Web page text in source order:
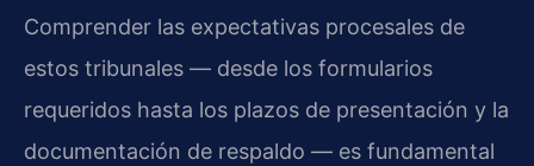
Comprender las expectativas procesales de
estos tribunales — desde los formularios
requeridos hasta los plazos de presentación y la
documentación de respaldo — es fundamental